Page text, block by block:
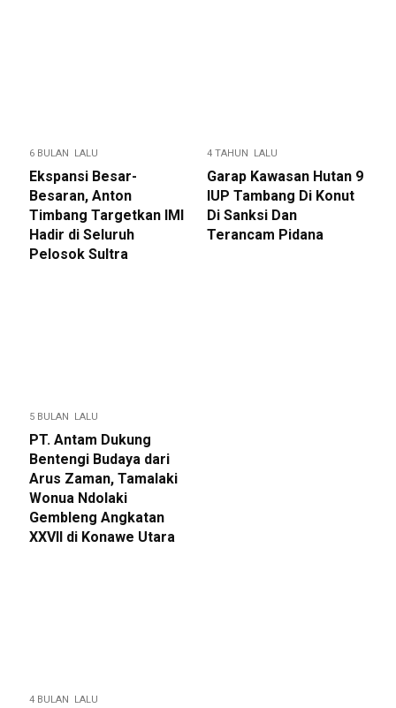
6 BULAN LALU
Ekspansi Besar-
Besaran, Anton
Timbang Targetkan IMI
Hadir di Seluruh
Pelosok Sultra
4 TAHUN LALU
Garap Kawasan Hutan 9
IUP Tambang Di Konut
Di Sanksi Dan
Terancam Pidana
5 BULAN LALU
PT. Antam Dukung
Bentengi Budaya dari
Arus Zaman, Tamalaki
Wonua Ndolaki
Gembleng Angkatan
XXVII di Konawe Utara
4 BULAN LALU